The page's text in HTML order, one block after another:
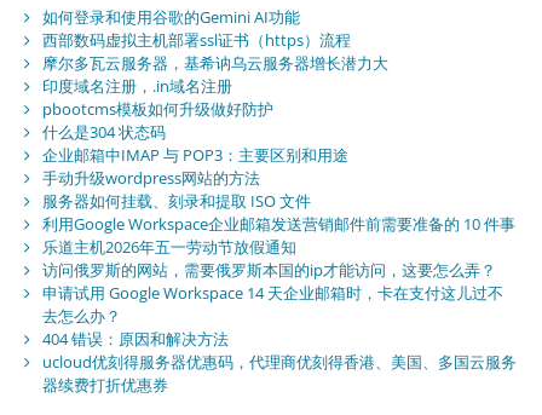
如何登录和使用谷歌的Gemini AI功能
西部数码虚拟主机部署ssl证书（https）流程
摩尔多瓦云服务器，基希讷乌云服务器增长潜力大
印度域名注册，.in域名注册
pbootcms模板如何升级做好防护
什么是304 状态码
企业邮箱中IMAP 与 POP3：主要区别和用途
手动升级wordpress网站的方法
服务器如何挂载、刻录和提取 ISO 文件
利用Google Workspace企业邮箱发送营销邮件前需要准备的 10 件事
乐道主机2026年五一劳动节放假通知
访问俄罗斯的网站，需要俄罗斯本国的ip才能访问，这要怎么弄？
申请试用 Google Workspace 14 天企业邮箱时，卡在支付这儿过不
去怎么办？
404 错误：原因和解决方法
ucloud优刻得服务器优惠码，代理商优刻得香港、美国、多国云服务
器续费打折优惠券